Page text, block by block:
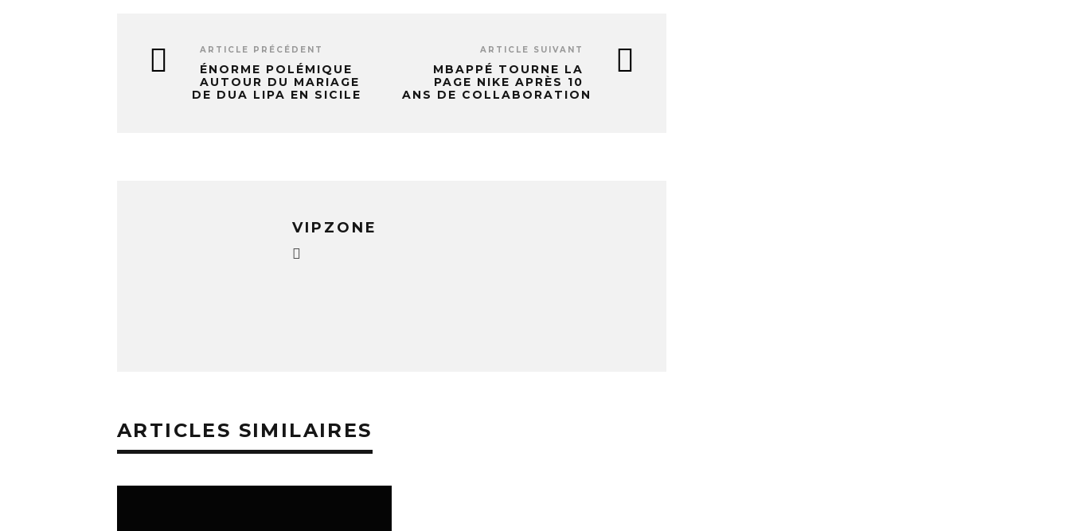
ARTICLE PRÉCÉDENT
ÉNORME POLÉMIQUE
AUTOUR DU MARIAGE
DE DUA LIPA EN SICILE
ARTICLE SUIVANT
MBAPPÉ TOURNE LA
PAGE NIKE APRÈS 10
ANS DE COLLABORATION
VIPZONE
ARTICLES SIMILAIRES